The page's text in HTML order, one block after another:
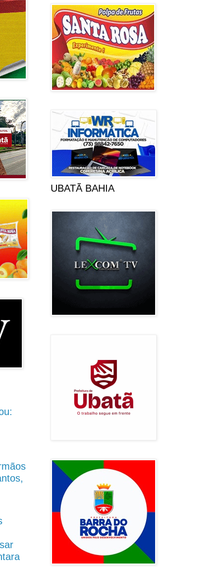
UBATÃ BAHIA